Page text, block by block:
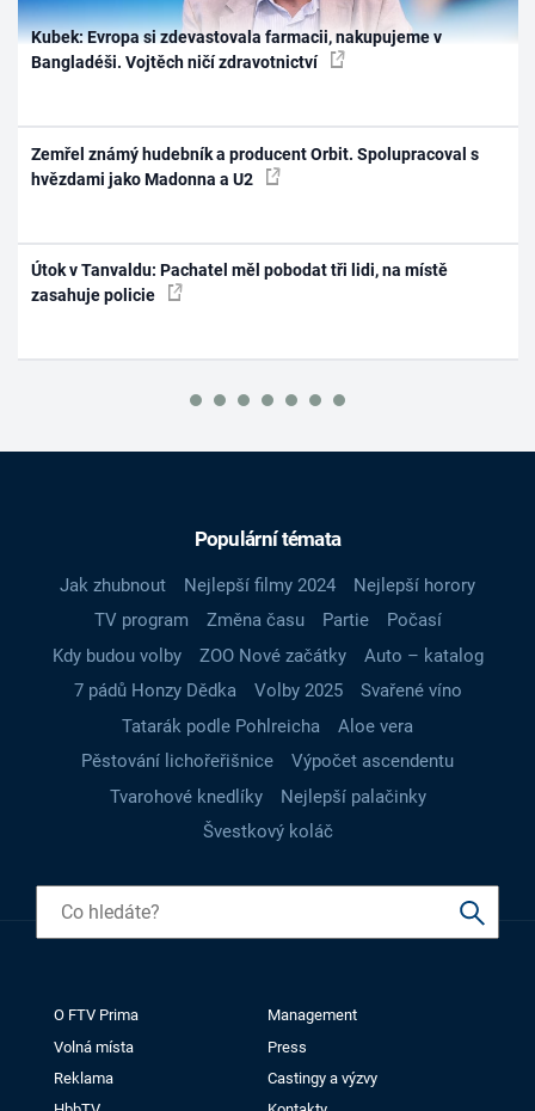
Kubek: Evropa si zdevastovala farmacii, nakupujeme v
Bangladéši. Vojtěch ničí zdravotnictví
Zemřel známý hudebník a producent Orbit. Spolupracoval s
hvězdami jako Madonna a U2
Útok v Tanvaldu: Pachatel měl pobodat tři lidi, na místě
zasahuje policie
Populární témata
Jak zhubnout Nejlepší filmy 2024
Nejlepší horory
TV program
Změna času Partie
Počasí
Kdy budou volby
ZOO Nové začátky
Auto – katalog
7 pádů Honzy Dědka
Volby 2025
Svařené víno
Tatarák podle Pohlreicha
Aloe vera
Pěstování lichořeřišnice
Výpočet ascendentu
Tvarohové knedlíky
Nejlepší palačinky
Švestkový koláč
O FTV Prima
Management
Volná místa
Press
Reklama
Castingy a výzvy